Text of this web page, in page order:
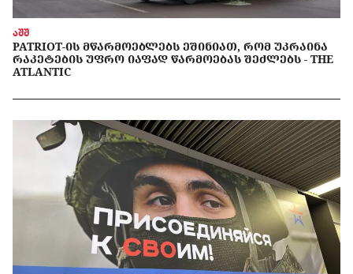
აშშ
PATRIOT-ᲘᲡ ᲛᲬᲐᲠᲛᲝᲔᲑᲚᲔᲑᲡ ᲔᲨᲘᲜᲘᲐᲗ, ᲠᲝᲛ ᲣᲙᲠᲐᲘᲜᲐ
ᲠᲐᲙᲔᲢᲔᲑᲘᲡ ᲣᲤᲠᲝ ᲘᲐᲤᲐᲓ ᲬᲐᲠᲛᲝᲔᲑᲐᲡ ᲨᲔᲫᲚᲔᲑᲡ - THE
ATLANTIC